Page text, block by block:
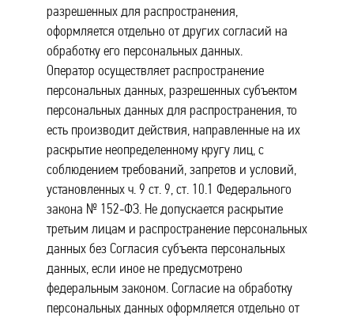
разрешенных для распространения,
оформляется отдельно от других согласий на
обработку его персональных данных.
Оператор осуществляет распространение
персональных данных, разрешенных субъектом
персональных данных для распространения, то
есть производит действия, направленные на их
раскрытие неопределенному кругу лиц, с
соблюдением требований, запретов и условий,
установленных ч. 9 ст. 9, ст. 10.1 Федерального
закона № 152-ФЗ. Не допускается раскрытие
третьим лицам и распространение персональных
данных без Согласия субъекта персональных
данных, если иное не предусмотрено
федеральным законом. Согласие на обработку
персональных данных оформляется отдельно от